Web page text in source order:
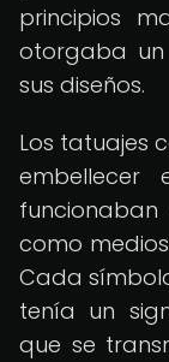
principios
otorgaba
sus diseños.
Los tatuajes
embellecer
como
Cada
tenía un
que se